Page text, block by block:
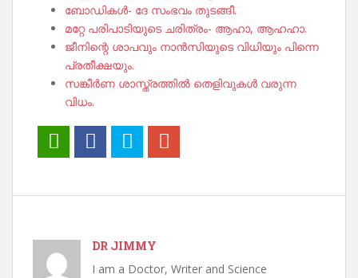
ബോഡികൾ- ദേ സംഭവം തുടങ്ങീ.
മറ്റേ പരിപാടിയുടെ ചരിത്രം- ആഹാ, ആഹഹാ.
ജീനിന്റെ ശാപവും നാൻസിയുടെ വിധിയും പിന്നെ
പ്രതീക്ഷയും.
സങ്കീർണ ശാസ്ത്രത്തിൽ തെളിവുകൾ വരുന്ന
വിധം.
DR JIMMY
I am a Doctor, Writer and Science